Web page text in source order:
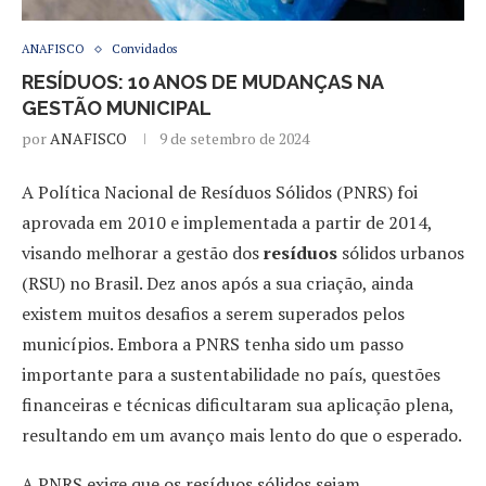
ANAFISCO Convidados
RESÍDUOS: 10 ANOS DE MUDANÇAS NA
GESTÃO MUNICIPAL
porANAFISCO 9 de setembro de 2024
A Política Nacional de Resíduos Sólidos (PNRS) foi
aprovada em 2010 e implementada a partir de 2014,
visando melhorar a gestão dosresíduos sólidos urbanos
(RSU) no Brasil. Dez anos após a sua criação, ainda
existem muitos desafios a serem superados pelos
municípios. Embora a PNRS tenha sido um passo
importante para a sustentabilidade no país, questões
financeiras e técnicas dificultaram sua aplicação plena,
resultando em um avanço mais lento do que o esperado.